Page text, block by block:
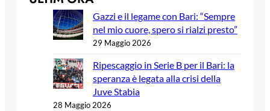
Gazzi e il legame con Bari: “Sempre
nel mio cuore, spero si rialzi presto”
29 Maggio 2026
Ripescaggio in Serie B per il Bari: la
speranza è legata alla crisi della
Juve Stabia
28 Maggio 2026